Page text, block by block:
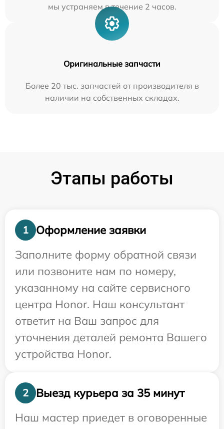
мы устраняем в течение 2 часов.
Оригинальные запчасти
Более 20 тыс. запчастей от производителя в
наличии на собственных складах.
Этапы работы
1
Оформление заявки
Заполните форму обратной связи
или позвоните нам по номеру,
указанному на сайте сервисного
центра Honor. Наш консультант
ответит на Ваш запрос для
уточнения деталей ремонта Вашего
устройства Honor.
2
Выезд курьера за 35 минут
Наш мастер приедет в оговоренные